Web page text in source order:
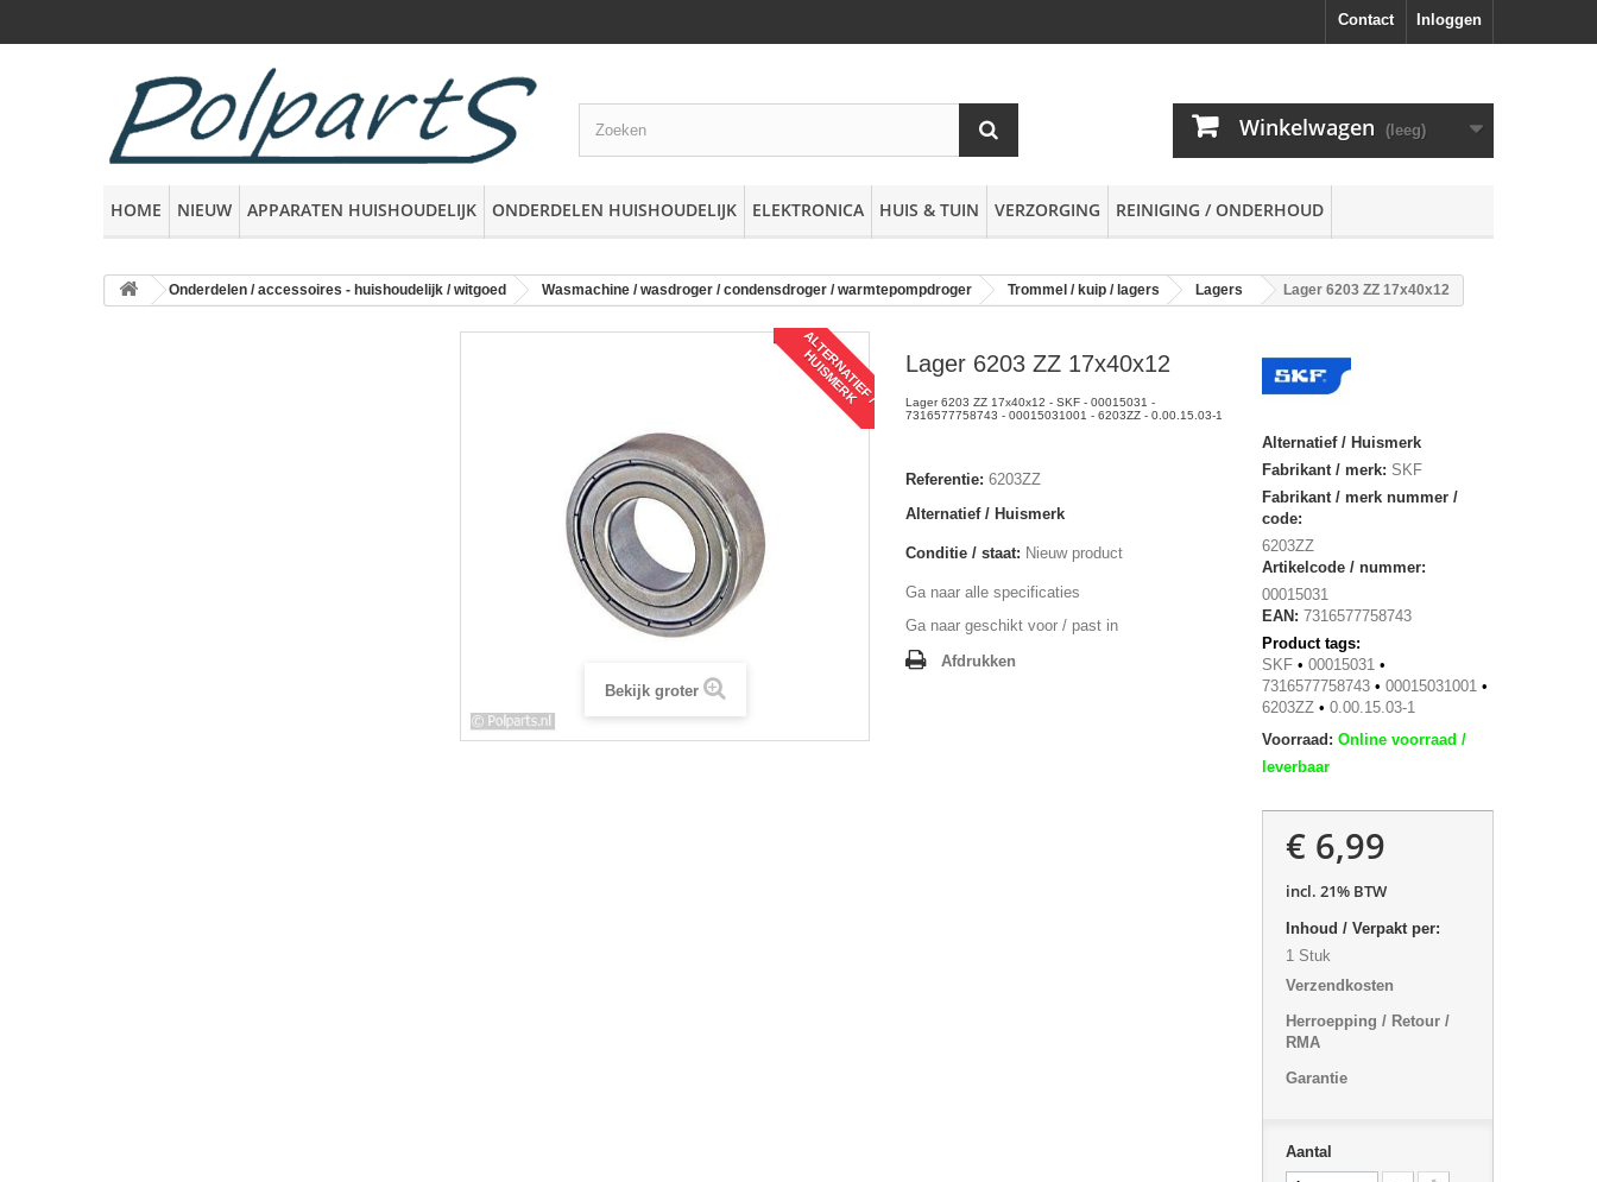
Inloggen
Contact
Winkelwagen (leeg)
HOME NIEUW APPARATEN HUISHOUDELIJK ONDERDELEN HUISHOUDELIJK ELEKTRONICA HUIS & TUIN VERZORGING REINIGING / ONDERHOUD
Onderdelen / accessoires - huishoudelijk / witgoed Wasmachine / wasdroger / condensdroger / warmtepompdroger Trommel / kuip / lagers Lagers Lager 6203 ZZ 17x40x12
A
L
T
E
R
N
A
T
I
E
F
/
H
U
I
S
M
E
R
K
Bekijk groter
Lager 6203 ZZ 17x40x12
Lager 6203 ZZ 17x40x12 - SKF - 00015031 -
7316577758743 - 00015031001 - 6203ZZ - 0.00.15.03-1
Referentie: 6203ZZ
Alternatief / Huismerk
Conditie / staat: Nieuw product
Ga naar alle specificaties
Ga naar geschikt voor / past in
Afdrukken
Alternatief / Huismerk
Fabrikant / merk: SKF
Fabrikant / merk nummer /
code:
6203ZZ
Artikelcode / nummer:
00015031
EAN: 7316577758743
Product tags:
SKF• 00015031 •
7316577758743• 00015031001 •
6203ZZ• 0.00.15.03-1
Voorraad: Online voorraad /
leverbaar
€ 6,99
incl. 21% BTW
Inhoud / Verpakt per:
1 Stuk
Verzendkosten
Herroepping / Retour /
RMA
Garantie
Aantal